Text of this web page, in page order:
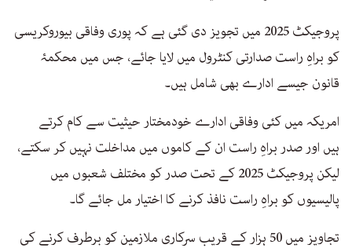
پروجیکٹ 2025 میں تجویز دی گئی ہے کہ پوری وفاقی بیوروکریسی
کو براہِ راست صدارتی کنٹرول میں لایا جائے، جس میں محکمۂ
قانون جیسے ادارے بھی شامل ہیں۔
امریکہ میں کئی وفاقی ادارے خودمختار حیثیت سے کام کرتے
ہیں اور صدر براہِ راست ان کے کاموں میں مداخلت نہیں کر سکتے،
لیکن پروجیکٹ 2025 کے تحت صدر کو مختلف شعبوں میں
پالیسیوں کو براہِ راست نافذ کرنے کا اختیار مل جائے گا۔
تجاویز میں 50 ہزار کے قریب سرکاری ملازمین کو برطرف کرنے کی